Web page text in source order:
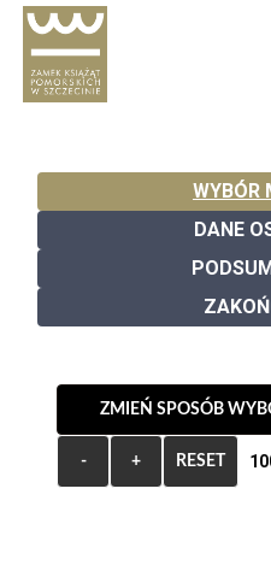
WYBÓR
DANE
ZMIEŃ SPOSÓB
- + RESET